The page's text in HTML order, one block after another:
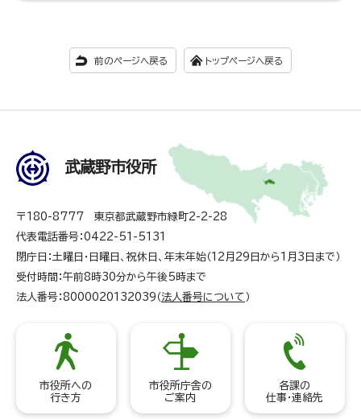
前のページへ戻る トップページへ戻る
武蔵野市役所
〒180-8777 東京都武蔵野市緑町2-2-28
代表電話番号：0422-51-5131
閉庁日：土曜日・日曜日、祝休日、年末年始（12月29日から1月3日まで）
受付時間：午前8時30分から午後5時まで
法人番号：8000020132039（ 法人番号について ）
市役所への
行き方
市役所庁舎の
ご案内
各課の
仕事・連絡先